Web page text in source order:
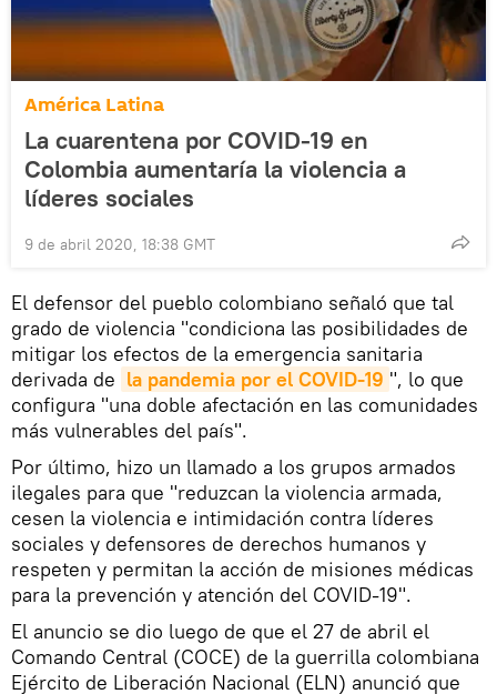
América Latina
La cuarentena por COVID-19 en
Colombia aumentaría la violencia a
líderes sociales
9 de abril 2020, 18:38 GMT
El defensor del pueblo colombiano señaló que tal
grado de violencia "condiciona las posibilidades de
mitigar los efectos de la emergencia sanitaria
derivada de la pandemia por el COVID-19 ", lo que
configura "una doble afectación en las comunidades
más vulnerables del país".
Por último, hizo un llamado a los grupos armados
ilegales para que "reduzcan la violencia armada,
cesen la violencia e intimidación contra líderes
sociales y defensores de derechos humanos y
respeten y permitan la acción de misiones médicas
para la prevención y atención del COVID-19".
El anuncio se dio luego de que el 27 de abril el
Comando Central (COCE) de la guerrilla colombiana
Ejército de Liberación Nacional (ELN) anunció que